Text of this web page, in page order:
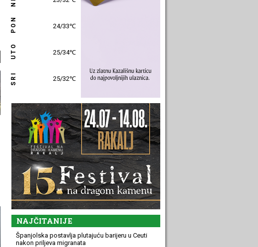
PON 26/31℃
UTO 26/32℃
SRI 27/31℃
NAJČITANIJE
Španjolska postavlja plutajuću barijeru u Ceuti
nakon priljeva migranata